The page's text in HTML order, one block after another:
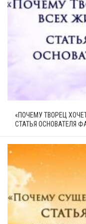
«ПОЧЕМУ ТВОРЕЦ
СТАТЬЯ ОСНОВАТЕЛЯ